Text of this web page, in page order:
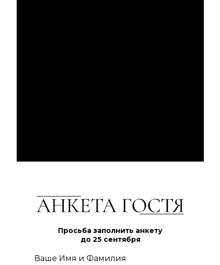
Просьба заполнить анкету
до 25 сентября
Ваше Имя и Фамилия